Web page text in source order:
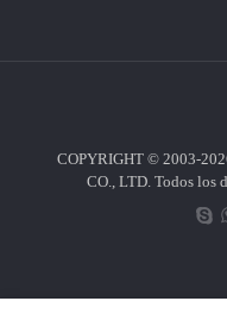
COPYRIGHT © 2003-
CO., LTD. Todos los